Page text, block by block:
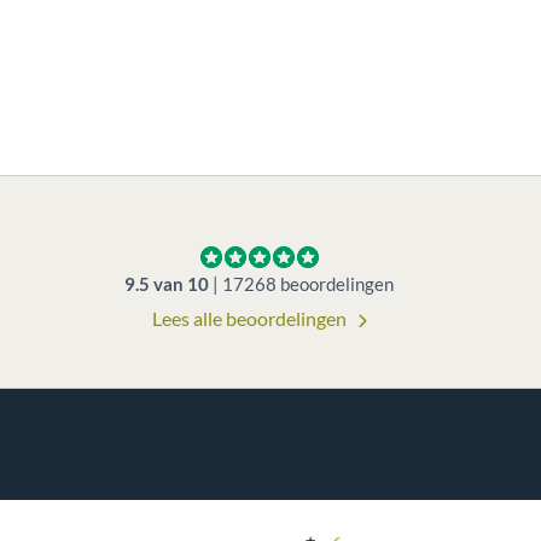
9.5 van 10 | 17268 beoordelingen
Lees alle beoordelingen